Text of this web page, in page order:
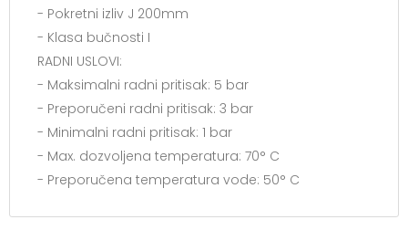
- Pokretni izliv J 200mm
- Klasa bučnosti I
RADNI USLOVI:
- Maksimalni radni pritisak: 5 bar
- Preporučeni radni pritisak: 3 bar
- Minimalni radni pritisak: 1 bar
- Max. dozvoljena temperatura: 70° C
- Preporučena temperatura vode: 50° C